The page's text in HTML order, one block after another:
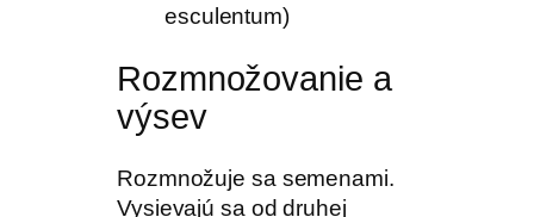
Rozmnožovanie a
výsev
Rozmnožuje sa semenami.
Vysievajú sa od druhej